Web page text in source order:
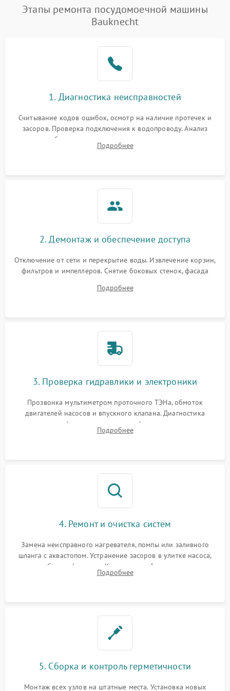
Проблемы с набором
воды
1800 ₽ Подробнее →
1700 ₽
циркуляционным насосом
2100 ₽ Подробнее →
Этапы ремонта посудомоечной машины
Bauknecht
1. Диагностика неисправностей
Считывание кодов ошибок, осмотр на наличие протечек и
засоров. Проверка подключения к водопроводу. Анализ
жалоб на отсутствие слива, нагрева, вращения
разбрызгивателей или срабатывание системы защиты
Подробнее
2. Демонтаж и обеспечение доступа
Отключение от сети и перекрытие воды. Извлечение корзин,
фильтров и импеллеров. Снятие боковых стенок, фасада
циркуляционному насосу, ТЭНу и сливной помпе.
Подробнее
3. Проверка гидравлики и электроники
Прозвонка мультиметром проточного ТЭНа, обмоток
двигателей насосов и впускного клапана. Диагностика
прессостата (датчика уровня воды), датчика мутности,
концевика дверцы и электронного модуля управления.
Подробнее
4. Ремонт и очистка систем
Замена неисправного нагревателя, помпы или заливного
шланга с аквастопом. Устранение засоров в улитке насоса,
патрубках и фильтрах. Компонентный ремонт платы
управления, восстановление поврежденной проводки.
Подробнее
5. Сборка и контроль герметичности
Монтаж всех узлов на штатные места. Установка новых